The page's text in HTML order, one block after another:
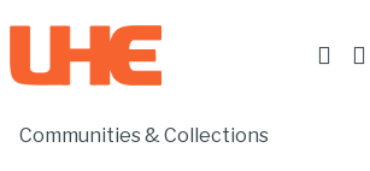
Communities & Collections
Home